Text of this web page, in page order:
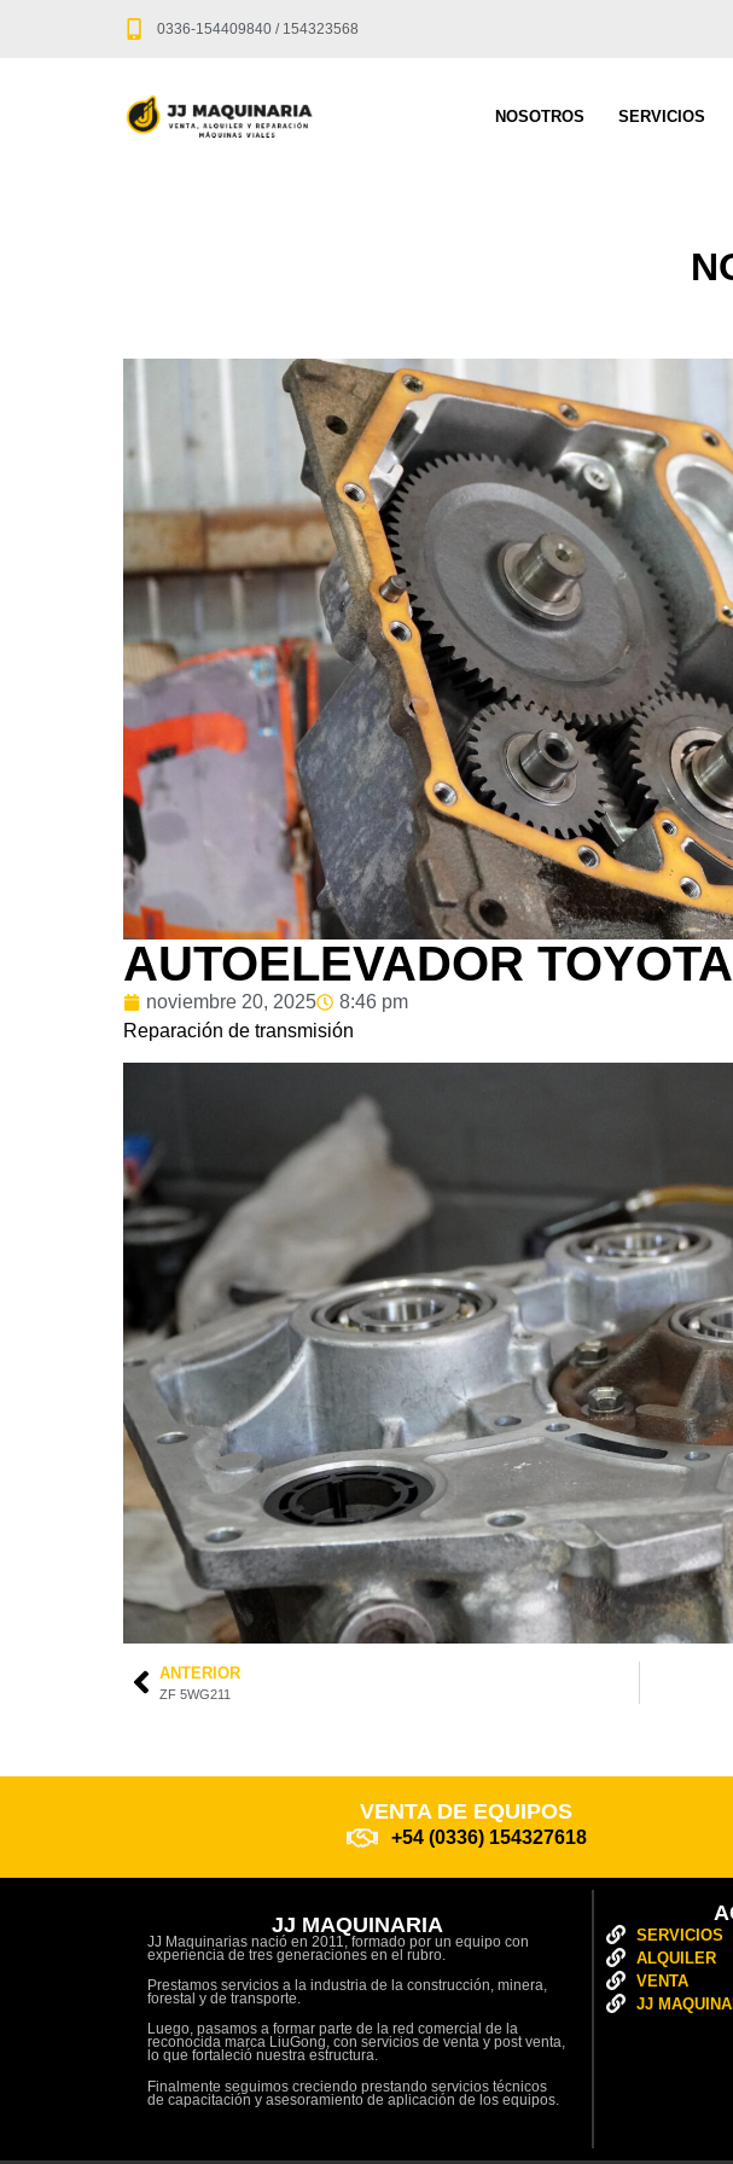
0336-154409840 / 154323568
NOSOTROS SERVICIOS
AUTOELEVADOR
noviembre 20, 2025
8:46 pm
Reparación de transmisión
ANTERIOR
ZF 5WG211
VENTA DE EQUIPOS
+54 (0336) 154327618
JJ MAQUINARIA
JJ Maquinarias nació en 2011, formado por un equipo con
experiencia de tres generaciones en el rubro.
Prestamos servicios a la industria de la construcción, minera,
forestal y de transporte.
Luego, pasamos a formar parte de la red comercial de la
reconocida marca LiuGong, con servicios de venta y post venta,
lo que fortaleció nuestra estructura.
Finalmente seguimos creciendo prestando servicios técnicos
de capacitación y asesoramiento de aplicación de los equipos.
SERVICIOS
ALQUILER
VENTA
JJ